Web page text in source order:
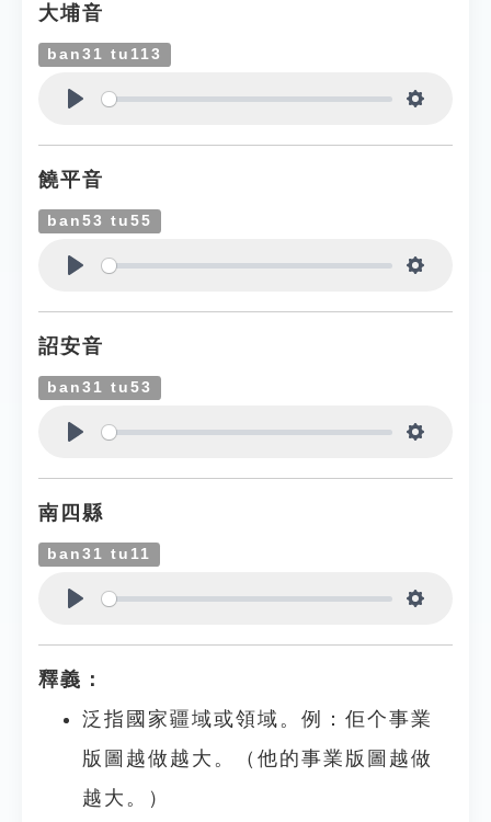
大埔音
ban31 tu113
饒平音
ban53 tu55
詔安音
ban31 tu53
南四縣
ban31 tu11
釋義：
泛指國家疆域或領域。例：佢个事業
版圖越做越大。（他的事業版圖越做
越大。）